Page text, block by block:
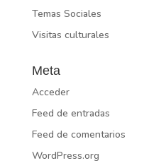
Temas Sociales
Visitas culturales
Meta
Acceder
Feed de entradas
Feed de comentarios
WordPress.org